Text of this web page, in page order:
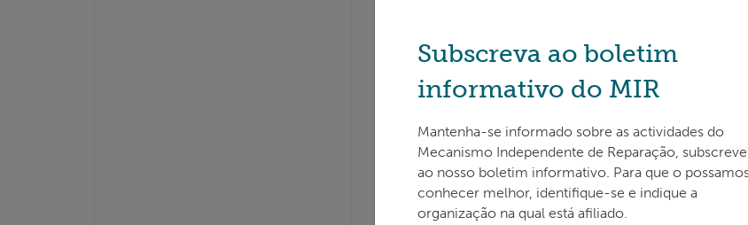
Subscreva ao boletim
informativo do MIR
Mantenha-se informado sobre as actividades do
Mecanismo Independente de Reparação,
ao nosso boletim informativo. Para que o
conhecer melhor, identifique-se e indique a
organização na qual está afiliado.